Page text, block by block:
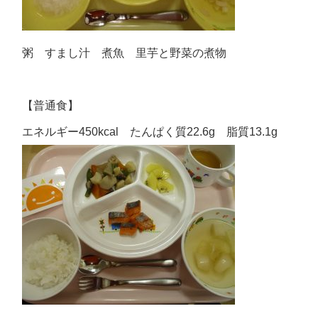
粥 すまし汁 煮魚 里芋と野菜の煮物
【普通食】
エネルギー450kcal たんぱく質22.6g 脂質13.1g